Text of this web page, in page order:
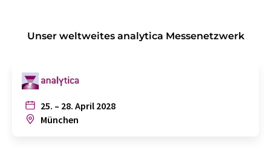
Unser weltweites analytica Messenetzwerk
25. – 28. April 2028
München